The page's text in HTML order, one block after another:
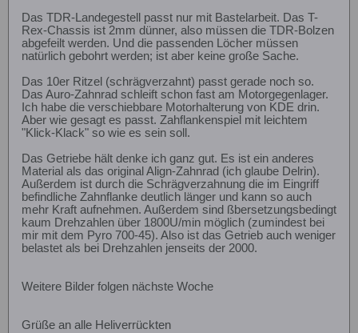
Das TDR-Landegestell passt nur mit Bastelarbeit. Das T-
Rex-Chassis ist 2mm dünner, also müssen die TDR-Bolzen
abgefeilt werden. Und die passenden Löcher müssen
natürlich gebohrt werden; ist aber keine große Sache.
Das 10er Ritzel (schrägverzahnt) passt gerade noch so.
Das Auro-Zahnrad schleift schon fast am Motorgegenlager.
Ich habe die verschiebbare Motorhalterung von KDE drin.
Aber wie gesagt es passt. Zahflankenspiel mit leichtem
"Klick-Klack" so wie es sein soll.
Das Getriebe hält denke ich ganz gut. Es ist ein anderes
Material als das original Align-Zahnrad (ich glaube Delrin).
Außerdem ist durch die Schrägverzahnung die im Eingriff
befindliche Zahnflanke deutlich länger und kann so auch
mehr Kraft aufnehmen. Außerdem sind ßbersetzungsbedingt
kaum Drehzahlen über 1800U/min möglich (zumindest bei
mir mit dem Pyro 700-45). Also ist das Getrieb auch weniger
belastet als bei Drehzahlen jenseits der 2000.
Weitere Bilder folgen nächste Woche
Grüße an alle Heliverrückten